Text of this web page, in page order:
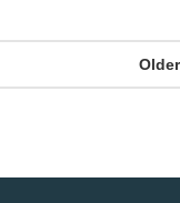
Older